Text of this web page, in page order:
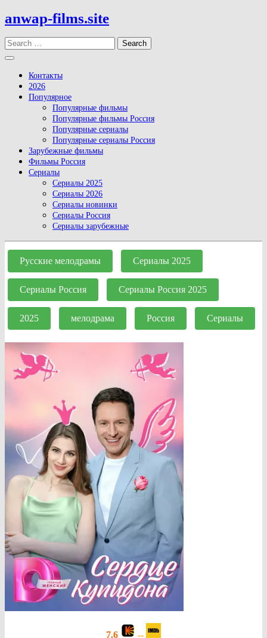
Skip
to
content
anwap-films.site
Search
Open
Button
Контакты
2026
Популярное
Популярные фильмы
Популярные фильмы Россия
Популярные сериалы
Популярные сериалы Россия
Зарубежные фильмы
Фильмы Россия
Сериалы
Сериалы 2025
Сериалы 2026
Сериалы новинки
Сериалы Россия
Сериалы зарубежные
Close
Button
Русские мелодрамы Сериалы 2025
Сериалы Россия Сериалы Россия 2025
2025 мелодрама Россия Сериалы
7.6
--